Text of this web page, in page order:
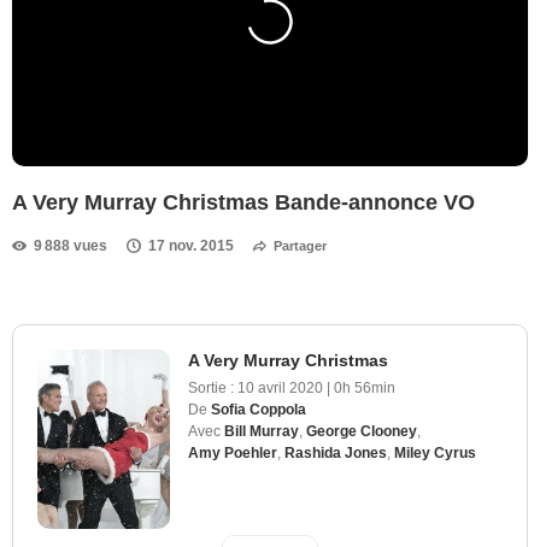
A Very Murray Christmas Bande-annonce VO
9 888 vues 17 nov. 2015 Partager
A Very Murray Christmas
Sortie : 10 avril 2020 | 0h 56min
De Sofia Coppola
Avec Bill Murray George Clooney
Amy Poehler Rashida Jones Miley Cyrus